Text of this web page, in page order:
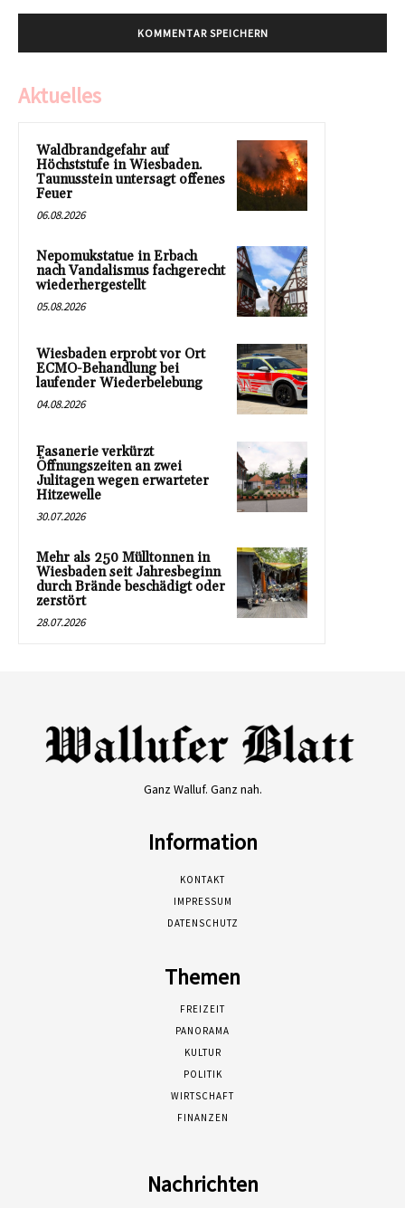
Aktuelles
Waldbrandgefahr auf
Höchststufe in Wiesbaden.
Taunusstein untersagt offenes
Feuer
06.08.2026
Nepomukstatue in Erbach
nach Vandalismus fachgerecht
wiederhergestellt
05.08.2026
Wiesbaden erprobt vor Ort
ECMO-Behandlung bei
laufender Wiederbelebung
04.08.2026
Fasanerie verkürzt
Öffnungszeiten an zwei
Julitagen wegen erwarteter
Hitzewelle
30.07.2026
Mehr als 250 Mülltonnen in
Wiesbaden seit Jahresbeginn
durch Brände beschädigt oder
zerstört
28.07.2026
Ganz Walluf. Ganz nah.
Information
KONTAKT
IMPRESSUM
DATENSCHUTZ
Themen
FREIZEIT
PANORAMA
KULTUR
POLITIK
WIRTSCHAFT
FINANZEN
Nachrichten